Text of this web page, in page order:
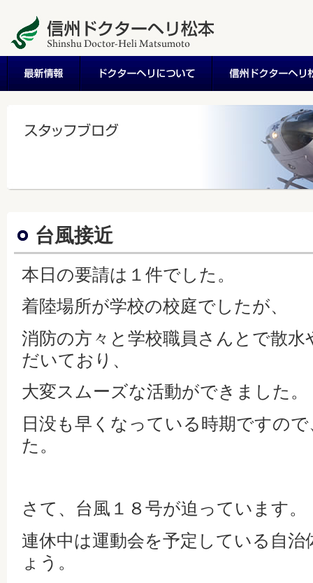
台風接近
本日の要請は１件でした。
着陸場所が学校の校庭でしたが、
消防の方々と学校職員さんとで散
だいており、
大変スムーズな活動ができました。
日没も早くなっている時期ですの
た。
さて、台風１８号が迫っています。
連休中は運動会を予定している自
ょう。